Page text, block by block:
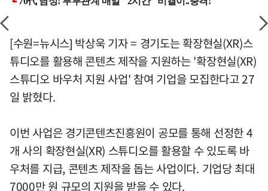
[수원=뉴시스] 박상욱 기자 = 경기도는 확장현실(XR)스
튜디오를 활용해 콘텐츠 제작을 지원하는 '확장현실(XR)
스튜디오 바우처 지원 사업' 참여 기업을 모집한다고 27
일 밝혔다.
이번 사업은 경기콘텐츠진흥원이 공모를 통해 선정한 4
개 사의 확장현실(XR) 스튜디오를 활용할 수 있도록 바
우처를 지급, 콘텐츠 제작을 돕는 사업이다. 기업당 최대
7000만 원 규모의 지원을 받을 수 있다.